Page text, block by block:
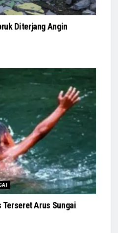
Diterjang Angin
Terseret Arus Sungai